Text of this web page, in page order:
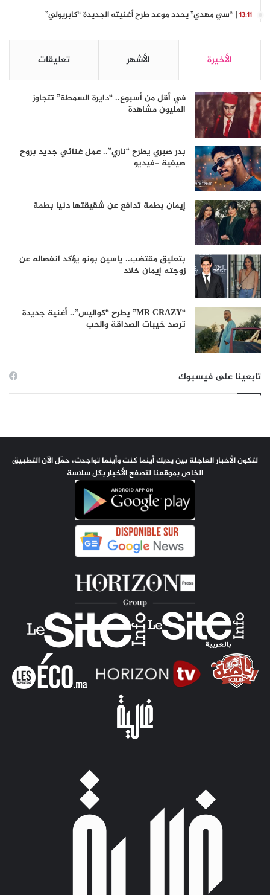
13:11 | “سي مهدي” يحدد موعد طرح أغنيته الجديدة “كابريولي”
الأخيرة الأشهر تعليقات
في أقل من أسبوع.. “دايرة السمطة” تتجاوز
المليون مشاهدة
بدر صبري يطرح “ناري”.. عمل غنائي جديد بروح
صيفية -فيديو
إيمان بطمة تدافع عن شقيقتها دنيا بطمة
بتعليق مقتضب.. ياسين بونو يؤكد انفصاله عن
زوجته إيمان خلاد
“MR CRAZY” يطرح “كواليس”.. أغنية جديدة
ترصد خيبات الصداقة والحب
تابعينا على فيسبوك
لتكون الأخبار العاجلة بين يديك أينما كنت وأينما تواجدت، حمّل الآن التطبيق
الخاص بموقعنا لتصفح الأخبار بكل سلاسة